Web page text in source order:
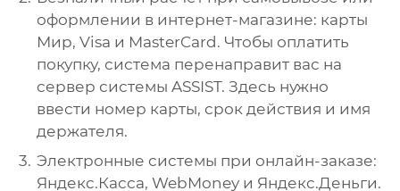
оформлении в интернет-магазине: карты
Мир, Visa и MasterCard. Чтобы оплатить
покупку, система перенаправит вас на
сервер системы ASSIST. Здесь нужно
ввести номер карты, срок действия и имя
держателя.
Электронные системы при онлайн-заказе:
Яндекс.Касса, WebMoney и Яндекс.Деньги.